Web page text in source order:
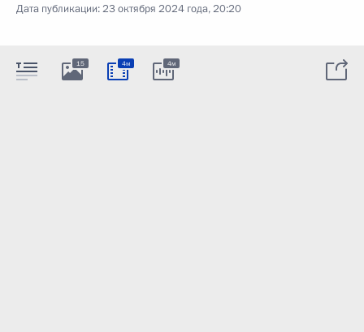
Дата публикации:23 октября 2024 года, 20:20
15 4м 4м